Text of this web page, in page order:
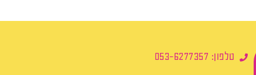
טלפון: 053-6277357